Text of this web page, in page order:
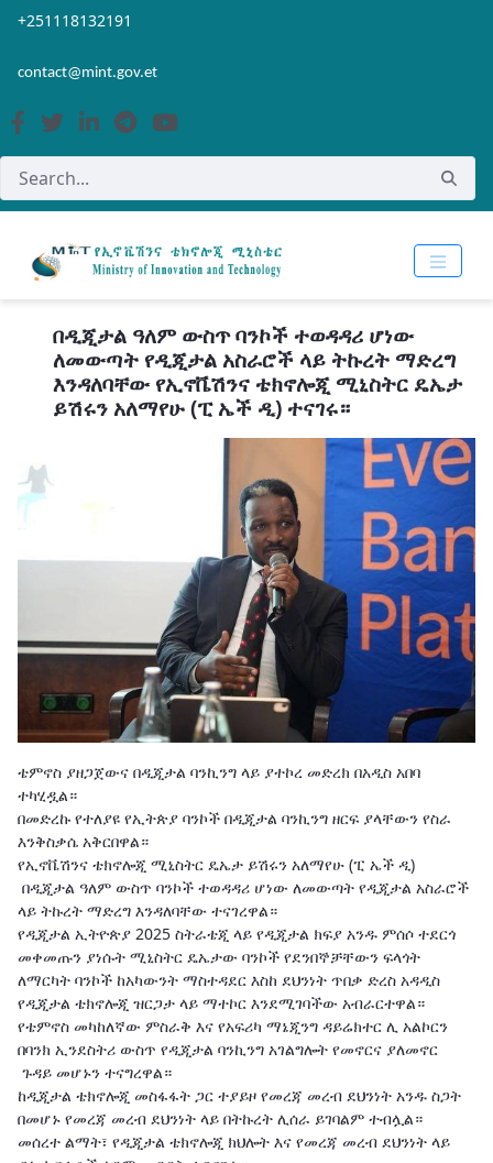
Skip to Main Content
Open Accessibility Menu
+251118132191
contact@mint.gov.et
በዲጂታል ዓለም ውስጥ ባንኮች ተወዳዳሪ ሆነው
ለመውጣት የዲጂታል አስራሮች ላይ ትኩረት ማድረግ
እንዳለባቸው የኢኖቬሽንና ቴክኖሎጂ ሚኒስትር ዴኤታ
ይሽሩን አለማየሁ (ፒ ኤች ዲ) ተናገሩ።
ቴምኖስ ያዘጋጀውና በዲጂታል ባንኪንግ ላይ ያተኮረ መድረክ በአዲስ አበባ
ተካሂዷል።
በመድረኩ የተለያዩ የኢትጵያ ባንኮች በዲጂታል ባንኪንግ ዘርፍ ያላቸውን የስራ
እንቅስቃሴ አቅርበዋል።
የኢኖቬሽንና ቴክኖሎጂ ሚኒስትር ዴኤታ ይሽሩን አለማየሁ (ፒ ኤች ዲ)
በዲጂታል ዓለም ውስጥ ባንኮች ተወዳዳሪ ሆነው ለመውጣት የዲጂታል አስራሮች
ላይ ትኩረት ማድረግ እንዳለባቸው ተናገረዋል።
የዲጂታል ኢትዮጵያ 2025 ስትራቴጂ ላይ የዲጂታል ክፍያ አንዱ ምሰሶ ተደርጎ
መቀመጡን ያነሱት ሚኒስትር ዴኤታው ባንኮች የደንበኞቻቸውን ፍላጎት
ለማርካት ባንኮች ከአካውንት ማስተዳደር እስከ ደህንነት ጥበቃ ድረስ አዳዲስ
የዲጂታል ቴክኖሎጂ ዝርጋታ ላይ ማተኮር እንደሚገባችው አብራርተዋል።
የቴምኖስ መካከለኛው ምስራቅ እና የአፍሪካ ማኔጂንግ ዳይሬክተር ሊ አልኮርን
በባንክ ኢንደስትሪ ውስጥ የዲጂታል ባንኪንግ አገልግሎት የመኖርና ያለመኖር
ጉዳይ መሆኑን ተናግረዋል።
ከዲጂታል ቴክኖሎጂ መስፋፋት ጋር ተያይዞ የመረጃ መረብ ደህንነት አንዱ ስጋት
በመሆኑ የመረጃ መረብ ደህንነት ላይ በትኩረት ሊሰራ ይገባልም ተብሏል።
መሰረተ ልማት፣ የዲጂታል ቴክኖሎጂ ክህሎት እና የመረጃ መረብ ደህንነት ላይ